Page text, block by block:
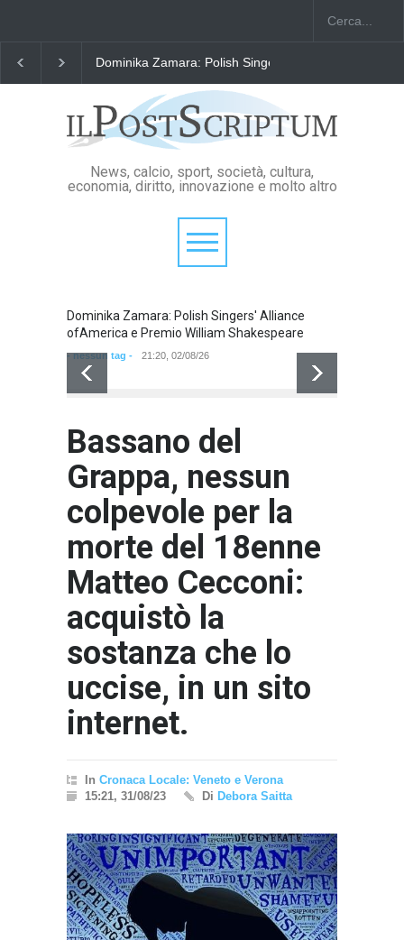
Dominika Zamara: Polish Singers' Alliance ofAmerica
News, calcio, sport, società, cultura,
economia, diritto, innovazione e molto altro
Dominika Zamara: Polish Singers' Alliance
ofAmerica e Premio William Shakespeare
- nessun tag - 21:20, 02/08/26
Bassano del
Grappa, nessun
colpevole per la
morte del 18enne
Matteo Cecconi:
acquistò la
sostanza che lo
uccise, in un sito
internet.
In Cronaca Locale: Veneto e Verona
15:21, 31/08/23
Di Debora Saitta